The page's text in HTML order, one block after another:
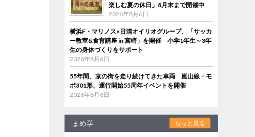
楽しむ夏の休日」8月末まで開催中
2026年8月6日
横浜F・マリノス×日清オイリオグループ、「サッカ
ー教室&食育講座 in 宮崎」を開催 小学1年生～3年
生の身体づくりをサポート
2026年8月6日
55年間、京の街を走り続けてきた車両 嵐山線・モ
ボ301形、運行開始55周年イベントを開催
2026年8月6日
まめ学 もっと見る